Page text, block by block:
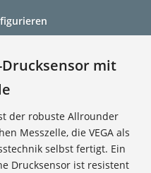
mit
der robuste Allrounder
Messzelle, die VEGA als
selbst fertigt. Ein
Drucksensor ist resistent